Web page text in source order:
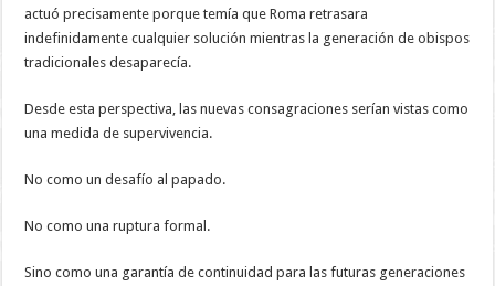
actuó precisamente porque temía que Roma retrasara
indefinidamente cualquier solución mientras la generación de obispos
tradicionales desaparecía.
Desde esta perspectiva, las nuevas consagraciones serían vistas como
una medida de supervivencia.
No como un desafío al papado.
No como una ruptura formal.
Sino como una garantía de continuidad para las futuras generaciones